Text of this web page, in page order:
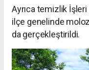
Ayrıca temizlik
ilçe genelinde
da gerçekleştirildi.